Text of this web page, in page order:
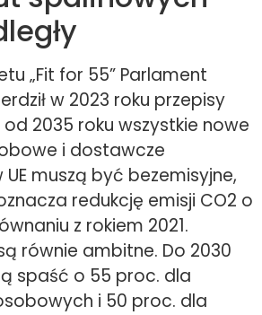
„Fit for 55” Parlament
w 2023 roku przepisy
od 2035 roku wszystkie nowe
i dostawcze
muszą być bezemisyjne,
redukcję emisji CO2 o
z rokiem 2021.
równie ambitne. Do 2030
spaść o 55 proc. dla
i 50 proc. dla